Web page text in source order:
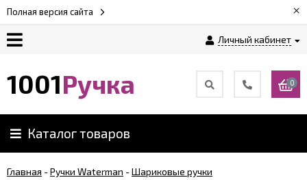
Полная версия сайта ×
Личный кабинет
1001Ручка 0
Каталог товаров
Главная -Ручки Waterman -Шариковые ручки